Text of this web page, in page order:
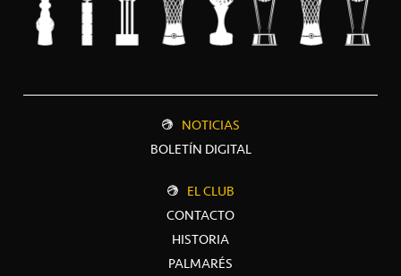
NOTICIAS
BOLETÍN DIGITAL
EL CLUB
CONTACTO
HISTORIA
PALMARÉS